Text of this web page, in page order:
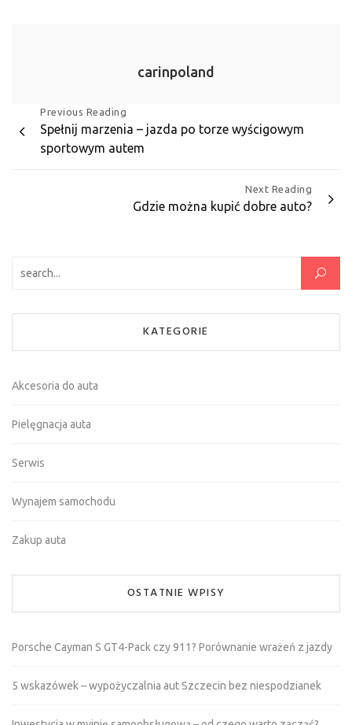
carinpoland
Nawigacja
wpisu
Previous Reading
Spełnij marzenia – jazda po torze wyścigowym
sportowym autem
Next Reading
Gdzie można kupić dobre auto?
Szukaj:
KATEGORIE
Akcesoria do auta
Pielęgnacja auta
Serwis
Wynajem samochodu
Zakup auta
OSTATNIE WPISY
Porsche Cayman S GT4-Pack czy 911? Porównanie wrażeń z jazdy
5 wskazówek – wypożyczalnia aut Szczecin bez niespodzianek